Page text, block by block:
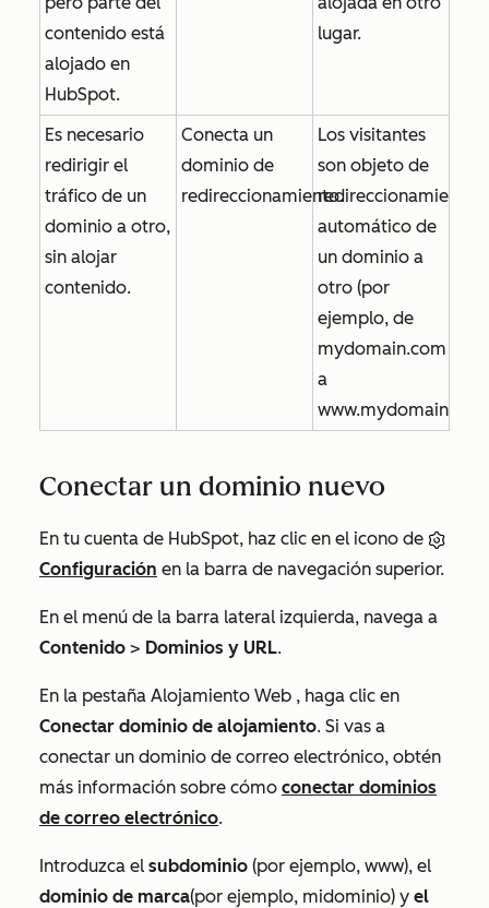
contenido está
alojado en
HubSpot.
lugar.
Es necesario
redirigir el
tráfico de un
dominio a otro,
sin alojar
contenido.
Conecta un
dominio de
redireccionamiento.
Los visitantes
son objeto de
redireccionamiento
automático de
un dominio a
otro (por
ejemplo, de
mydomain.com
a
www.mydomain.com
Conectar un dominio nuevo
En tu cuenta de HubSpot, haz clic en el icono de
Configuración en la barra de navegación superior.
En el menú de la barra lateral izquierda, navega a
Contenido > Dominios y URL.
En la pestaña Alojamiento Web , haga clic en
Conectar dominio de alojamiento. Si vas a
conectar un dominio de correo electrónico, obtén
más información sobre cómo conectar dominios
de correo electrónico.
Introduzca el subdominio (por ejemplo, www), el
dominio de marca(por ejemplo, midominio) y el